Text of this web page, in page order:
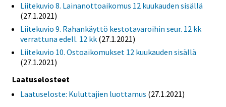
Liitekuvio 8. Lainanottoaikomus 12 kuukauden sisällä
(27.1.2021)
Liitekuvio 9. Rahankäyttö kestotavaroihin seur. 12 kk
verrattuna edell. 12 kk (27.1.2021)
Liitekuvio 10. Ostoaikomukset 12 kuukauden sisällä
(27.1.2021)
Laatuselosteet
Laatuseloste: Kuluttajien luottamus (27.1.2021)